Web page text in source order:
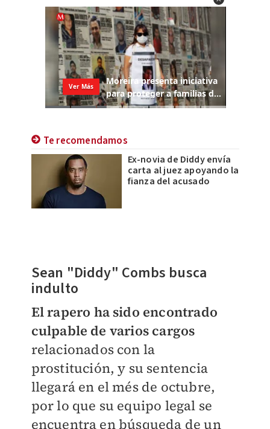
Te recomendamos
Ex-novia de Diddy envía
carta al juez apoyando la
fianza del acusado
Sean "Diddy" Combs busca
indulto
El rapero ha sido encontrado
culpable de varios cargos
relacionados con la
prostitución, y su sentencia
llegará en el més de octubre,
por lo que su equipo legal se
encuentra en búsqueda de un